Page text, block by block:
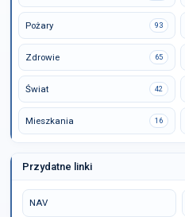
Pożary 93
Zdrowie 65
Świat 42
Mieszkania 16
Przydatne linki
NAV